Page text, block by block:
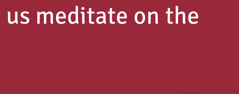
meditate on the